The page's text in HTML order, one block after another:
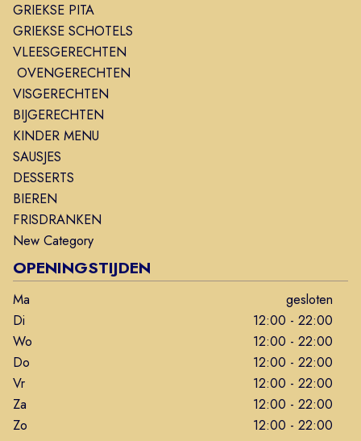
GRIEKSE PITA
GRIEKSE SCHOTELS
VLEESGERECHTEN
OVENGERECHTEN
VISGERECHTEN
BIJGERECHTEN
KINDER MENU
SAUSJES
DESSERTS
BIEREN
FRISDRANKEN
New Category
OPENINGSTIJDEN
Ma
gesloten
Di
12:00 - 22:00
Wo
12:00 - 22:00
Do
12:00 - 22:00
Vr
12:00 - 22:00
Za
12:00 - 22:00
Zo
12:00 - 22:00